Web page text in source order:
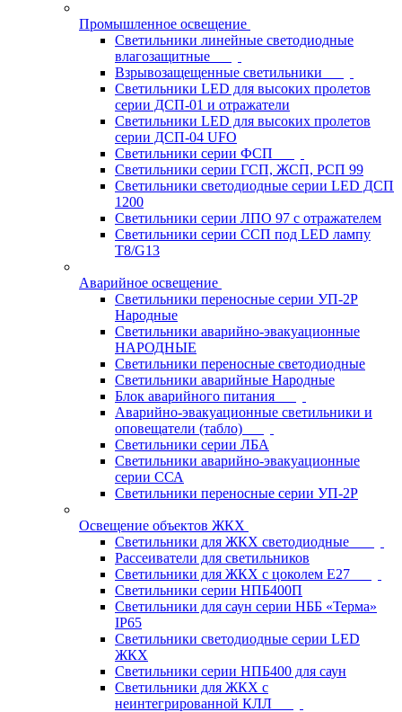
Промышленное освещение
Светильники линейные светодиодные
влагозащитные
Взрывозащещенные светильники
Светильники LED для высоких пролетов
серии ДСП-01 и отражатели
Светильники LED для высоких пролетов
серии ДСП-04 UFO
Светильники серии ФСП
Светильники серии ГСП, ЖСП, РСП 99
Светильники светодиодные серии LED ДСП
1200
Светильники серии ЛПО 97 с отражателем
Светильники серии ССП под LED лампу
T8/G13
Аварийное освещение
Светильники переносные серии УП-2Р
Народные
Светильники аварийно-эвакуационные
НАРОДНЫЕ
Светильники переносные светодиодные
Светильники аварийные Народные
Блок аварийного питания
Аварийно-эвакуационные светильники и
оповещатели (табло)
Светильники серии ЛБА
Светильники аварийно-эвакуационные
серии ССА
Светильники переносные серии УП-2Р
Освещение объектов ЖКХ
Светильники для ЖКХ светодиодные
Рассеиватели для светильников
Светильники для ЖКХ с цоколем Е27
Светильники серии НПБ400П
Светильники для саун серии НББ «Терма»
IP65
Светильники светодиодные серии LED
ЖКХ
Светильники серии НПБ400 для саун
Светильники для ЖКХ с
неинтегрированной КЛЛ